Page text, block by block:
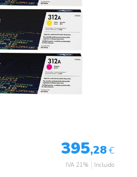
395,28 €
IVA 21% Incluido